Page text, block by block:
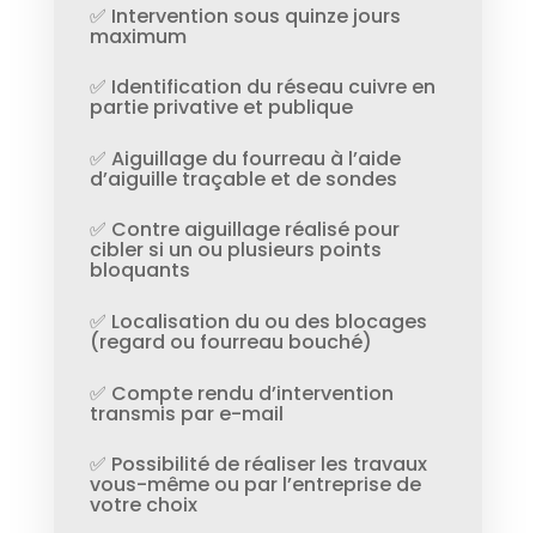
✅ Intervention sous quinze jours
maximum
✅ Identification du réseau cuivre en
partie privative et publique
✅ Aiguillage du fourreau à l’aide
d’aiguille traçable et de sondes
✅ Contre aiguillage réalisé pour
cibler si un ou plusieurs points
bloquants
✅ Localisation du ou des blocages
(regard ou fourreau bouché)
✅ Compte rendu d’intervention
transmis par e-mail
✅ Possibilité de réaliser les travaux
vous-même ou par l’entreprise de
votre choix